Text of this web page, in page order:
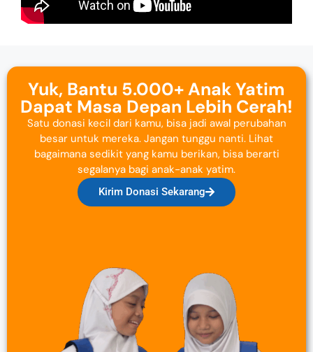
Yuk, Bantu 5.000+ Anak Yatim
Dapat Masa Depan Lebih Cerah!
Satu donasi kecil dari kamu, bisa jadi awal perubahan
besar untuk mereka. Jangan tunggu nanti. Lihat
bagaimana sedikit yang kamu berikan, bisa berarti
segalanya bagi anak-anak yatim.
Kirim Donasi Sekarang